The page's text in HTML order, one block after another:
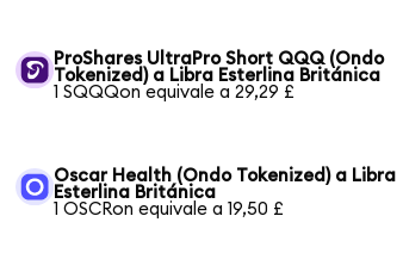
ProShares UltraPro Short QQQ (Ondo
Tokenized) a Libra Esterlina Británica
1 SQQQon equivale a 29,29 £
Oscar Health (Ondo Tokenized) a Libra
Esterlina Británica
1 OSCRon equivale a 19,50 £